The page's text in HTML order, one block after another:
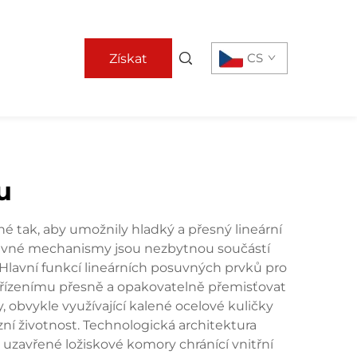
Získat CS
tak, aby umožnily hladký a přesný lineární
mechanismy jsou nezbytnou součástí
funkcí lineárních posuvných prvků pro
přesně a opakovatelně přemisťovat
využívající kalené ocelové kuličky
životnost. Technologická architektura
ložiskové komory chránící vnitřní